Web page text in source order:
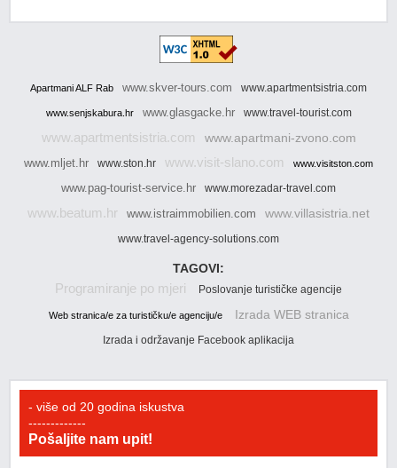
Apartmani ALF Rab www.skver-tours.com www.apartmentsistria.com
www.senjskabura.hr www.glasgacke.hr www.travel-tourist.com
www.apartmentsistria.com www.apartmani-zvono.com
www.mljet.hr www.ston.hr www.visit-slano.com www.visitston.com
www.pag-tourist-service.hr www.morezadar-travel.com
www.beatum.hr www.istraimmobilien.com www.villasistria.net
www.travel-agency-solutions.com
TAGOVI:
Programiranje po mjeri Poslovanje turističke agencije
Web stranica/e za turističku/e agenciju/e Izrada WEB stranica
Izrada i održavanje Facebook aplikacija
- više od 20 godina iskustva
-------------
Pošaljite nam upit!